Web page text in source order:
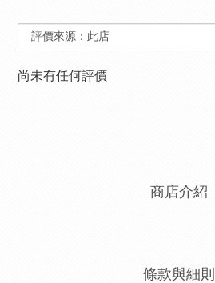
尚未有任何評價
商店介紹
條款與細則